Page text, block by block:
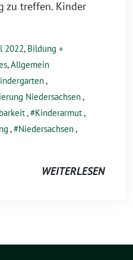
zu treffen. Kinder
2022, Bildung +
,Allgemein
,
Niedersachsen,
, Kinderarmut,
, Niedersachsen,
WEITERLESEN